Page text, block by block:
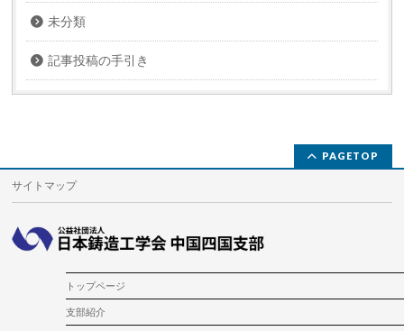
未分類
記事投稿の手引き
PAGETOP
サイトマップ
トップページ
支部紹介